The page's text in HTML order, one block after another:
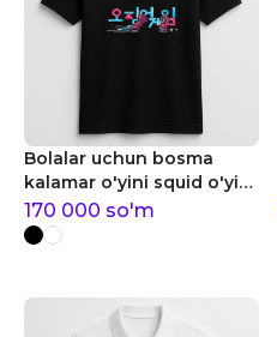
Bolalar uchun bosma
kalamar o'yini squid o'yini
polo
170 000 so'm